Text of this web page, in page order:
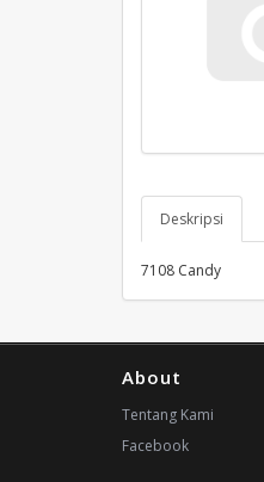
Deskripsi
7108 Candy
About
Tentang Kami
Facebook